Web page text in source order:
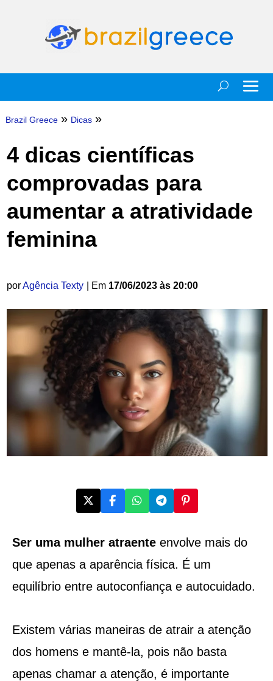
Brazil Greece » Dicas »
4 dicas científicas
comprovadas para
aumentar a atratividade
feminina
porAgência Texty | Em 17/06/2023 às 20:00
Ser uma mulher atraenteenvolve mais do
que apenas a aparência física. É um
equilíbrio entre autoconfiança e autocuidado.
Existem várias maneiras de atrair a atenção
dos homens e mantê-la, pois não basta
apenas chamar a atenção, é importante